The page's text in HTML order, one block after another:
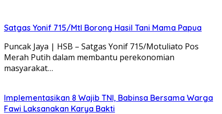
Satgas Yonif 715/Mtl Borong Hasil Tani Mama Papua
Puncak Jaya | HSB – Satgas Yonif 715/Motuliato Pos
Merah Putih dalam membantu perekonomian
masyarakat…
Implementasikan 8 Wajib TNI, Babinsa Bersama Warga
Fawi Laksanakan Karya Bakti